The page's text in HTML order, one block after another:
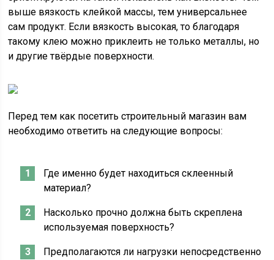
выше вязкость клейкой массы, тем универсальнее
сам продукт. Если вязкость высокая, то благодаря
такому клею можно приклеить не только металлы, но
и другие твёрдые поверхности.
Перед тем как посетить строительный магазин вам
необходимо ответить на следующие вопросы:
Где именно будет находиться склеенный
материал?
Насколько прочно должна быть скреплена
используемая поверхность?
Предполагаются ли нагрузки непосредственно